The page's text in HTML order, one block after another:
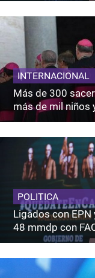
INTERNACIONAL
Más de 300
más de mil niños
POLITICA
Ligados con EPN
48 mmdp con